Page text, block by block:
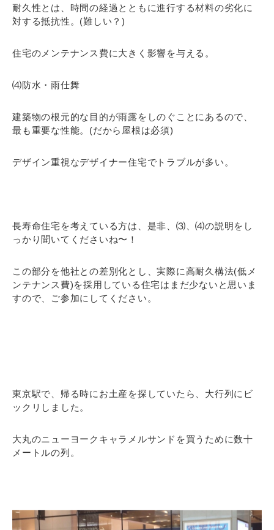
耐久性とは、時間の経過とともに進行する材料の劣化に
対する抵抗性。(難しい？)
住宅のメンテナンス費に大きく影響を与える。
⑷防水・雨仕舞
建築物の根元的な目的が雨露をしのぐことにあるので、
最も重要な性能。(だから屋根は必須)
デザイン重視なデザイナー住宅でトラブルが多い。
長寿命住宅を考えている方は、是非、⑶、⑷の説明をし
っかり聞いてくださいね〜！
この部分を他社との差別化とし、実際に高耐久構法(低メ
ンテナンス費)を採用している住宅はまだ少ないと思いま
すので、ご参加にしてください。
東京駅で、帰る時にお土産を探していたら、大行列にビ
ックリしました。
大丸のニューヨークキャラメルサンドを買うために数十
メートルの列。